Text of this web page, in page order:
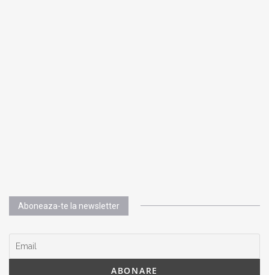
Aboneaza-te la newsletter